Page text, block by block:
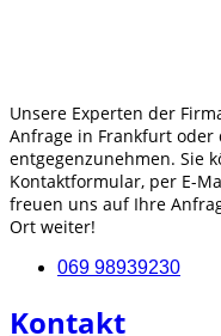
Unsere Experten der
Anfrage in Frankfurt
entgegenzunehmen. Sie
Kontaktformular, per E-
freuen uns auf Ihre
Ort weiter!
069 98939230
Kontakt